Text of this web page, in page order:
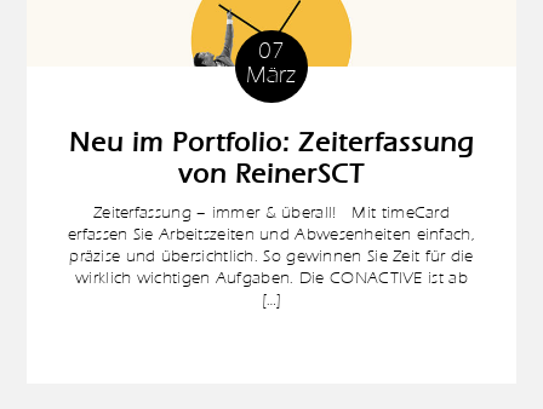
07
März
Neu im Portfolio: Zeiterfassung
von ReinerSCT
Zeiterfassung – immer & überall! Mit timeCard
erfassen Sie Arbeitszeiten und Abwesenheiten einfach,
präzise und übersichtlich. So gewinnen Sie Zeit für die
wirklich wichtigen Aufgaben. Die CONACTIVE ist ab
[…]